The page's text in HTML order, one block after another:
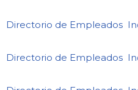
Directorio de Empleados
Directorio de Empleados